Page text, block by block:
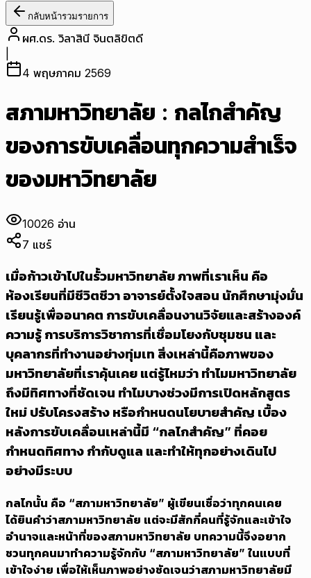
กลับหน้ารวมรายการ
ผศ.ดร. วิลาสินี จินตลิขิตดี
4 พฤษภาคม 2569
สภามหาวิทยาลัย : กลไกสำคัญ
ของการขับเคลื่อนทุกความสำเร็จ
ของมหาวิทยาลัย
10026 อ่าน
7 แชร์
เมื่อก้าวเข้าไปในรั้วมหาวิทยาลัย ภาพที่เราเห็น คือ
ห้องเรียนที่มีชีวิตชีวา อาจารย์ตั้งใจสอน นักศึกษามุ่งมั่น
เรียนรู้เพื่ออนาคต การขับเคลื่อนงานวิจัยและสร้างองค์
ความรู้ การบริการวิชาการที่เชื่อมโยงกับชุมชน และ
บุคลากรที่ทำงานอย่างทุ่มเท สิ่งเหล่านี้คือภาพของ
มหาวิทยาลัยที่เราคุ้นเคย แต่รู้ไหมว่า ทำไมมหาวิทยาลัย
ถึงมีทิศทางที่ชัดเจน ทำไมบางช่วงมีการเปิดหลักสูตร
ใหม่ ปรับโครงสร้าง หรือกำหนดนโยบายสำคัญ เบื้อง
หลังการขับเคลื่อนเหล่านี้มี “กลไกสำคัญ” ที่คอย
กำหนดทิศทาง กำกับดูแล และทำให้ทุกอย่างเดินไป
อย่างมีระบบ
กลไกนั้น คือ “สภามหาวิทยาลัย” ผู้เขียนเชื่อว่าทุกคนเคย
ได้ยินคำว่าสภามหาวิทยาลัย แต่จะมีสักกี่คนที่รู้จักและเข้าใจ
อำนาจและหน้าที่ของสภามหาวิทยาลัย บทความนี้จึงอยาก
ชวนทุกคนมาทำความรู้จักกับ “สภามหาวิทยาลัย” ในแบบที่
เข้าใจง่าย เพื่อให้เห็นภาพอย่างชัดเจนว่าสภามหาวิทยาลัยมี